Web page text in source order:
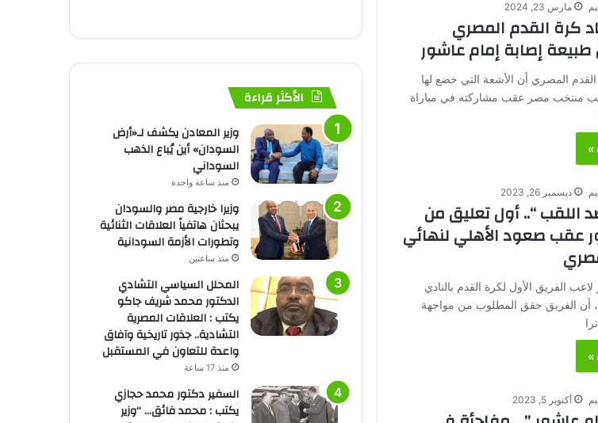
مارس 23, 2024
كرة القدم المصري
إصابة إمام عاشور
القدم المصري أن الأشعة التي خضع لها
منتخب مصر عقب مشاركته في مباراة
»
ديسمبر 26, 2023
اللقب “.. أول تعليق من
عقب صعود الأهلي لنهائي
الفريق الأول لكرة القدم بالنادي
أن الفريق حقق المطلوب من مواجهة
»
أكتوبر 5, 2023
الأكثر قراءة
وزير المعادن يكشف لـ«أرض
السودان» أين يُباع الذهب
السوداني
منذ ساعة واحدة
وزيرا خارجية مصر والسودان
يبحثان هاتفياً العلاقات الثنائية
وتطورات الأزمة السودانية
منذ ساعتين
المحلل السياسي التشادي
الدكتور محمد شريف جاكو
يكتب : العلاقات المصرية
التشادية.. جذور تاريخية وآفاق
واعدة للتعاون في المستقبل
منذ 17 ساعة
السفير دكتور محمد حجازي
يكتب : محمد فائق… “وزير